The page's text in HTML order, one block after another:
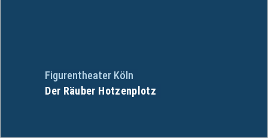
Figurentheater Köln
Der Räuber Hotzenplotz